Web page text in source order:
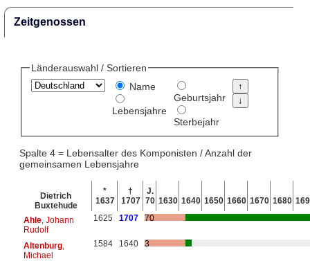
Zeitgenossen
Länderauswahl / Sortieren
Name
Lebensjahre
Geburtsjahr
Sterbejahr
Spalte 4 = Lebensalter des Komponisten / Anzahl der
gemeinsamen Lebensjahre
Dietrich
Buxtehude
*
1637
†
1707
J.
70 1630 1640 1650 1660 1670 1680
Ahle, Johann
Rudolf
1625 1707 70
Altenburg,
Michael
1584 1640 3